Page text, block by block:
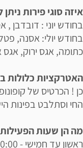
איזה סוגי פירות
בחודש יוני : דובדבן
בחודש יולי: אסנה,
כתומה, אגס ירוק, אגס
האטרקציות כלולות
כן ! הכרטיס של
החי וסתלבט בפינות
מה הן שעות
ראשון עד חמישי - 10:00 עד 16:00